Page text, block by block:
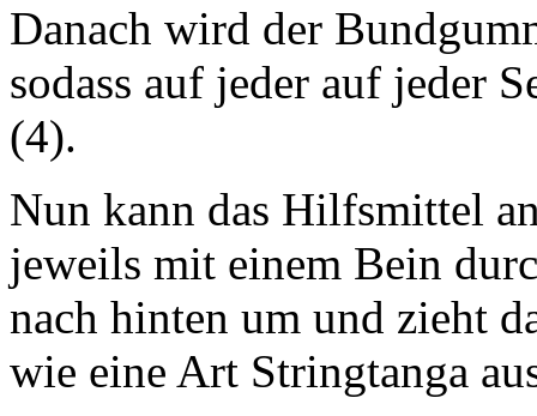
Danach wird der
sodass auf jeder auf jeder
(4).
Nun kann das Hilfsmittel
jeweils mit einem Bein
nach hinten um und zieht
wie eine Art Stringtanga